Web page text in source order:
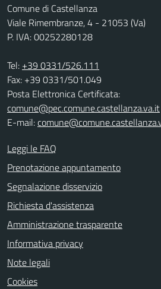
Comune di Castellanza
Viale Rimembranze, 4 - 21053 (Va)
P. IVA: 00252280128
Tel: +39 0331/526.111
Fax: +39 0331/501.049
Posta Elettronica Certificata:
comune@pec.comune.castellanza.va.it
E-mail:
Leggi le FAQ
Prenotazione appuntamento
Segnalazione disservizio
Richiesta d'assistenza
Amministrazione trasparente
Informativa privacy
Note legali
Cookies